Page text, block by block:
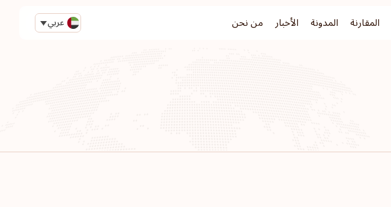
عربي المقارنة المدونة الأخبار من نحن